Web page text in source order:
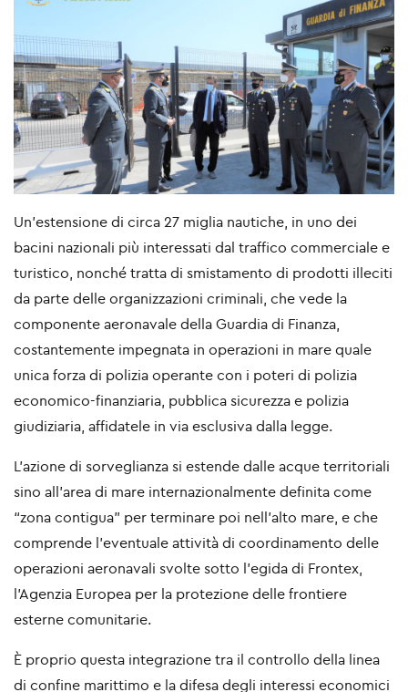
Un’estensione di circa 27 miglia nautiche, in uno dei
bacini nazionali più interessati dal traffico commerciale e
turistico, nonché tratta di smistamento di prodotti illeciti
da parte delle organizzazioni criminali, che vede la
componente aeronavale della Guardia di Finanza,
costantemente impegnata in operazioni in mare quale
unica forza di polizia operante con i poteri di polizia
economico-finanziaria, pubblica sicurezza e polizia
giudiziaria, affidatele in via esclusiva dalla legge.
L’azione di sorveglianza si estende dalle acque territoriali
sino all’area di mare internazionalmente definita come
“zona contigua” per terminare poi nell’alto mare, e che
comprende l’eventuale attività di coordinamento delle
operazioni aeronavali svolte sotto l’egida di Frontex,
l’Agenzia Europea per la protezione delle frontiere
esterne comunitarie.
È proprio questa integrazione tra il controllo della linea
di confine marittimo e la difesa degli interessi economici